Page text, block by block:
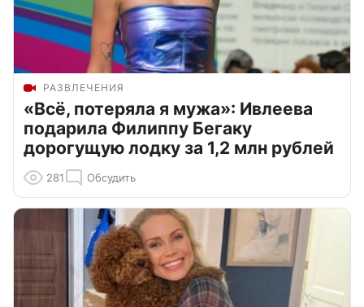
РАЗВЛЕЧЕНИЯ
«Всё, потеряла я мужа»: Ивлеева
подарила Филиппу Бегаку
дорогущую лодку за 1,2 млн рублей
281 Обсудить